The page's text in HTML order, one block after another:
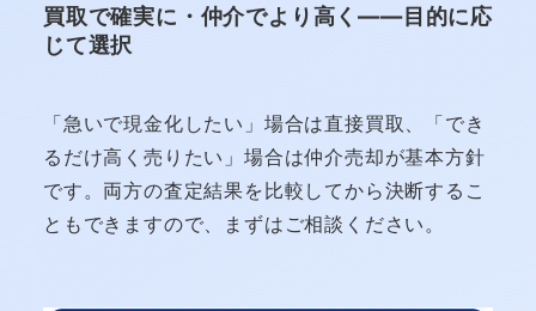
買取で確実に・仲介でより高く——目的に応
じて選択
「急いで現金化したい」場合は直接買取、「でき
るだけ高く売りたい」場合は仲介売却が基本方針
です。両方の査定結果を比較してから決断するこ
ともできますので、まずはご相談ください。